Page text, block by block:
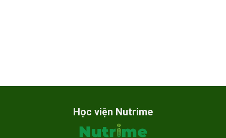
Học viện Nutrime